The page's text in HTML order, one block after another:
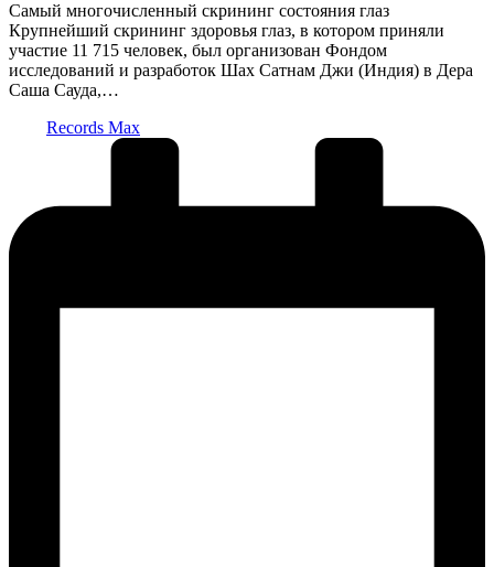
Самый многочисленный скрининг состояния глаз
Крупнейший скрининг здоровья глаз, в котором приняли
участие 11 715 человек, был организован Фондом
исследований и разработок Шах Сатнам Джи (Индия) в Дера
Саша Сауда,…
Records Max